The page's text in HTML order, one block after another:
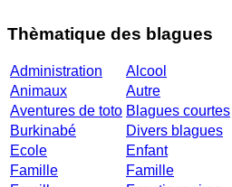
Thèmatique des blagues
Administration
Alcool
Animaux
Autre
Aventures de toto Blagues courtes
Burkinabé
Divers blagues
Ecole
Enfant
Famille
Famille